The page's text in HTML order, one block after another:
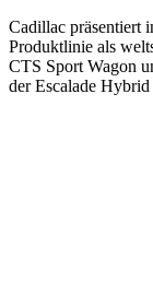
Cadillac präsentiert
Produktlinie als
CTS Sport Wagon
der Escalade